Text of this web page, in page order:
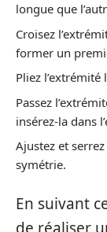
longue que
Croisez
former un
Pliez
Passez
insérez-la dans
Ajustez et
symétrie.
En suivant
de réaliser